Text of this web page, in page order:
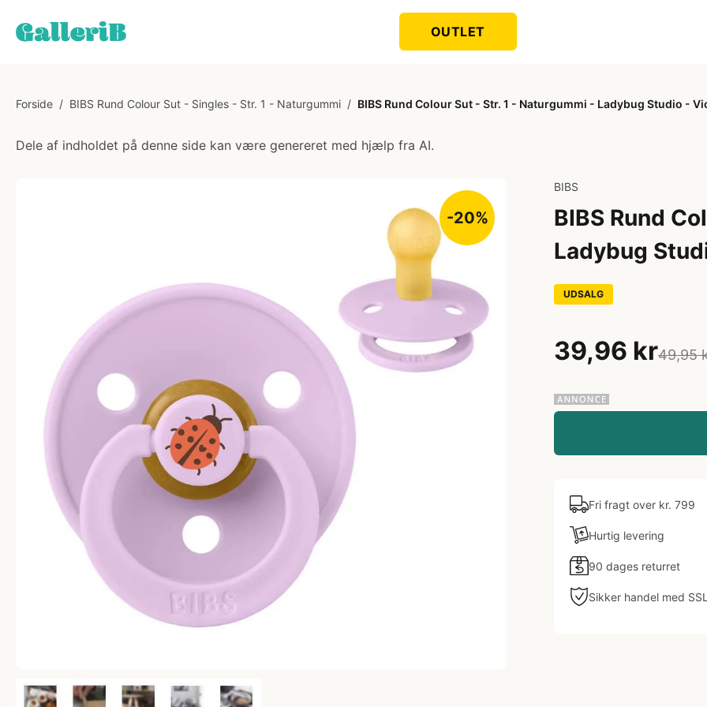
OUTLET
Forside / BIBS Rund Colour Sut - Singles - Str. 1 - Naturgummi / BIBS Rund Colour Sut - Str. 1 - Naturgummi - Ladybug Studio -
Dele af indholdet på denne side kan være genereret med hjælp fra AI.
-20%
BIBS
BIBS Rund
Ladybug
UDSALG
39,96 kr49,95
Fri fragt over kr. 799
Hurtig levering
90 dages returret
Sikker handel med SSL